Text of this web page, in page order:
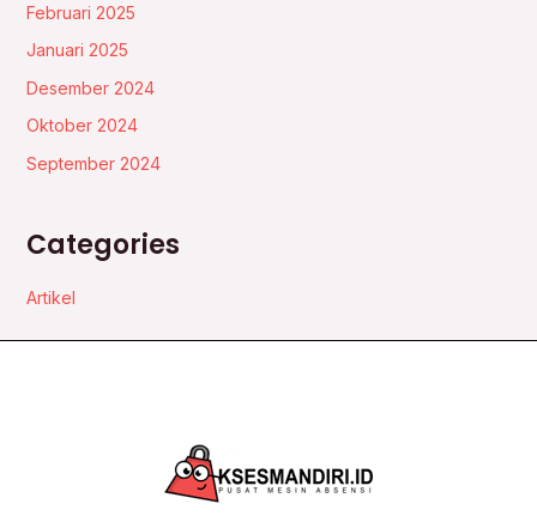
Februari 2025
Januari 2025
Desember 2024
Oktober 2024
September 2024
Categories
Artikel